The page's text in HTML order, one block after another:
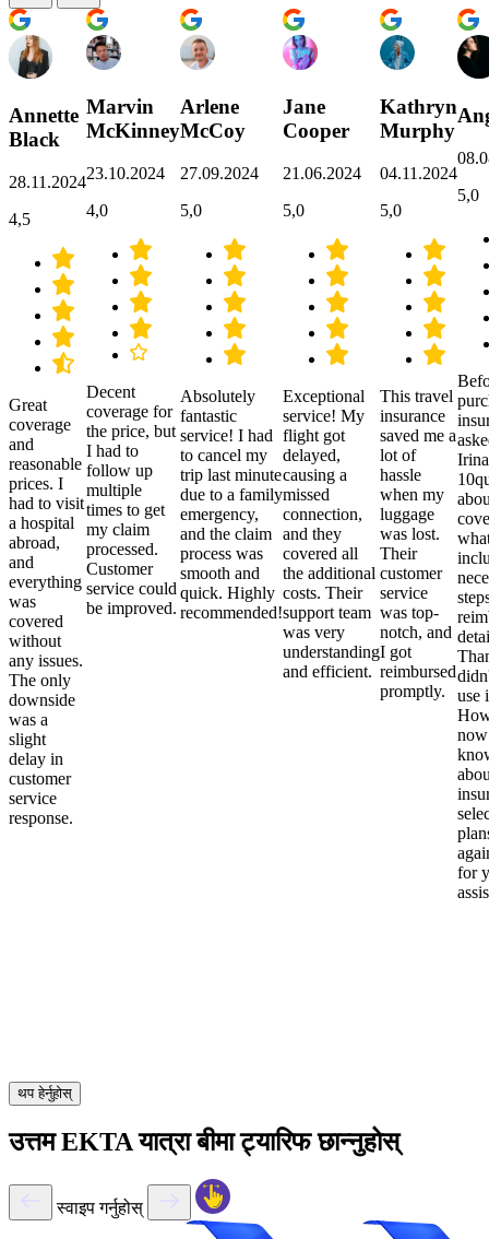
Annette
Black
28.11.2024
4,5
Great
coverage
and
reasonable
prices. I
had to visit
a hospital
abroad,
and
everything
was
covered
without
any issues.
The only
downside
was a
slight
delay in
customer
service
response.
Marvin
McKinney
23.10.2024
4,0
Decent
coverage for
the price, but
I had to
follow up
multiple
times to get
my claim
processed.
Customer
service could
be improved.
Arlene
McCoy
27.09.2024
5,0
Absolutely
fantastic
service! I had
to cancel my
trip last minute
due to a family
emergency,
and the claim
process was
smooth and
quick. Highly
recommended!
Jane
Cooper
21.06.2024
5,0
Exceptional
service! My
flight got
delayed,
causing a
missed
connection,
and they
covered all
the additional
costs. Their
support team
was very
understanding
and efficient.
Kathryn
Murphy
04.11.2024
5,0
This travel
insurance
saved me a
lot of
hassle
when my
luggage
was lost.
Their
customer
service
was top-
notch, and
I got
reimbursed
promptly.
5,0
use
for
थप हेर्नुहोस्
उत्तम EKTA यात्रा बीमा ट्यारिफ छान्नुहोस्
स्वाइप गर्नुहोस्